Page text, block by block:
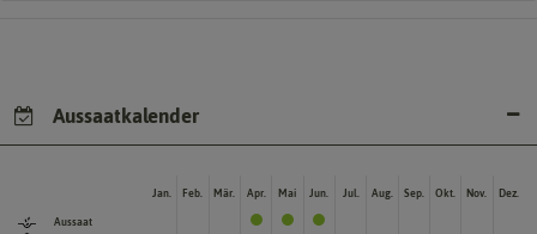
Aussaatkalender
Aussaat
Jan. Feb. Mär. Apr. Mai Jun. Jul. Aug. Sep. Okt. Nov. Dez.